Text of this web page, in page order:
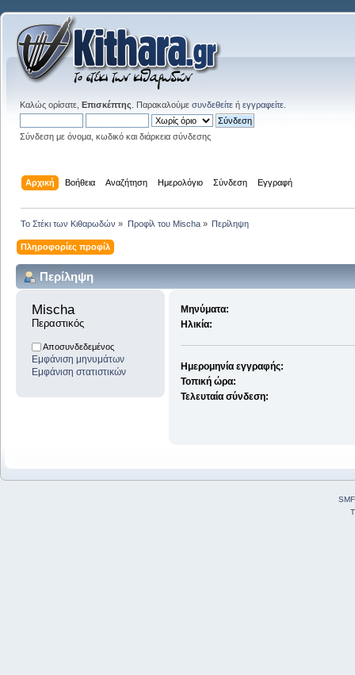
Καλώς ορίσατε, Επισκέπτης . Παρακαλούμε συνδεθείτε ή εγγραφείτε
Σύνδεση με όνομα, κωδικό και διάρκεια σύνδεσης
Αρχική Βοήθεια Αναζήτηση Ημερολόγιο Σύνδεση Εγγραφή
Το Στέκι των Κιθαρωδών » Προφίλ του Mischa» Περίληψη
Πληροφορίες προφίλ
Περίληψη
Mischa
Περαστικός
Αποσυνδεδεμένος
Εμφάνιση μηνυμάτων
Εμφάνιση στατιστικών
Μηνύματα:
Ηλικία:
Ημερομηνία εγγραφής:
Τοπική ώρα:
Τελευταία σύνδεση: